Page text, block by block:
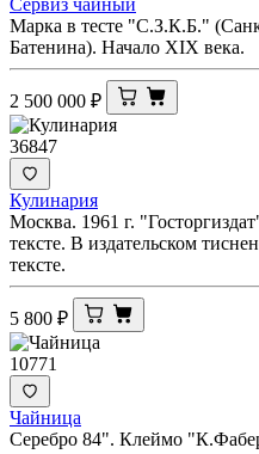
Сервиз чайный
Марка в тесте "С.З.К.Б."
Батенина). Начало XIX века.
2 500 000 ₽
36847
Кулинария
Москва. 1961 г.
тексте. В издательском
тексте.
5 800 ₽
10771
Чайница
Серебро 84". Клеймо